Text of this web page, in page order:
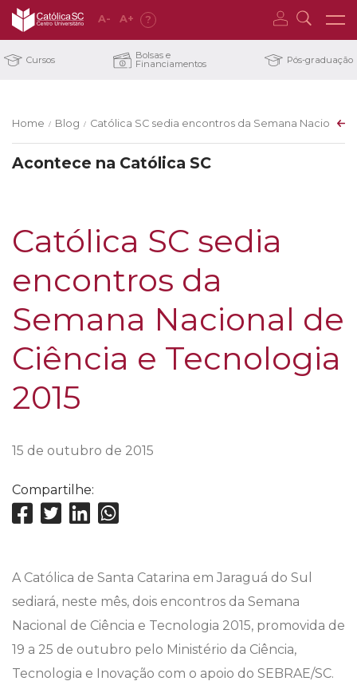
A- A+ ?
Cursos Bolsas e
Financiamentos Pós-graduação
Home / Blog / Católica SC sedia encontros da Semana Nacional
Acontece na Católica SC
Católica SC sedia
encontros da
Semana Nacional de
Ciência e Tecnologia
2015
15 de outubro de 2015
Compartilhe:
A Católica de Santa Catarina em Jaraguá do Sul
sediará, neste mês, dois encontros da Semana
Nacional de Ciência e Tecnologia 2015, promovida de
19 a 25 de outubro pelo Ministério da Ciência,
Tecnologia e Inovação com o apoio do SEBRAE/SC.